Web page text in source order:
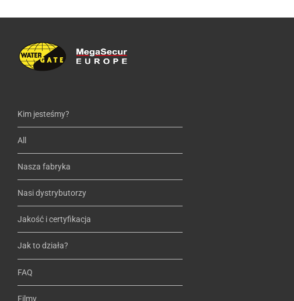
Kim jesteśmy?
All
Nasza fabryka
Nasi dystrybutorzy
Jakość i certyfikacja
Jak to działa?
FAQ
Filmy